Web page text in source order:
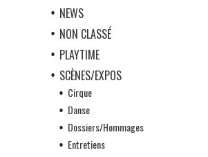
NEWS
NON CLASSÉ
PLAYTIME
SCÈNES/EXPOS
Cirque
Danse
Dossiers/Hommages
Entretiens